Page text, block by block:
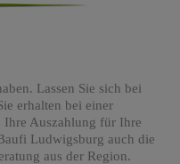
Lassen Sie sich bei
erhalten bei einer
Ihre Auszahlung für Ihre
Ludwigsburg auch die
aus der Region.